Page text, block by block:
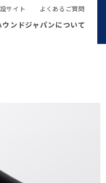
サイト よくあるご質問
ウンドジャパンについて